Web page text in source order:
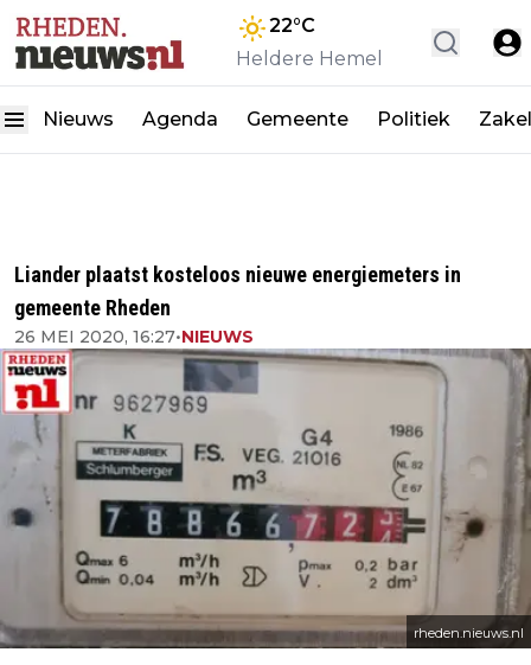
22°C
Heldere Hemel
Nieuws Agenda Gemeente Politiek
Liander plaatst kosteloos nieuwe energiemeters in
gemeente Rheden
26 MEI 2020, 16:27•NIEUWS
rheden.nieuws.nl